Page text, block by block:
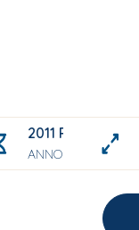
2011 Refit: 2019
ANNO